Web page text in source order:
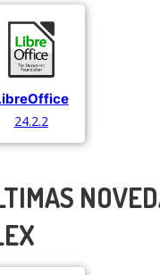
24.2.2